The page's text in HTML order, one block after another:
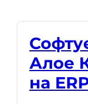
Алое
на